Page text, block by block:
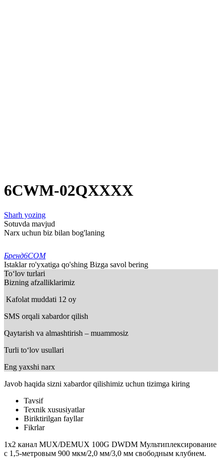
6CWM-02QXXXX
Sharh yozing
Sotuvda mavjud
Narx uchun biz bilan bog'laning
Бренд6COM
Istaklar ro'yxatiga qo'shing Bizga savol bering
To‘lov turlari
Bizning afzalliklarimiz
Kafolat muddati 12 oy
SMS orqali xabardor qilish
Qaytarish va almashtirish – muammosiz
Turli to‘lov usullari
Eng yaxshi narx
Javob haqida sizni xabardor qilishimiz uchun tizimga kiring
Tavsif
Texnik xususiyatlar
Biriktirilgan fayllar
Fikrlar
1x2 канал MUX/DEMUX 100G DWDM Мультиплексирование
с 1,5-метровым 900 мкм/2,0 мм/3,0 мм свободным клубнем.